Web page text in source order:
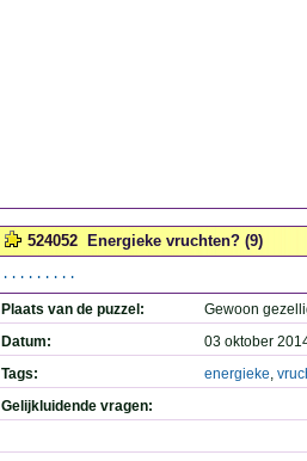
524052 Energieke vruchten? (9)
.........
Plaats van de puzzel:
Gewoon
Datum:
03 oktober
Tags:
energieke,
Gelijkluidende vragen: